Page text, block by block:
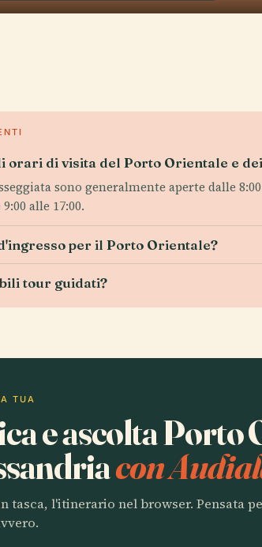
orari di visita del Porto Orientale e
sono generalmente aperte dalle
alle 17:00.
per il Porto Orientale?
tour guidati?
TUA
e ascolta Porto
con
tasca, l'itinerario nel browser. Pensata